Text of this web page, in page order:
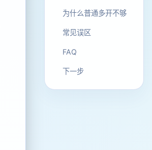
为什么普通多开不够
常见误区
FAQ
下一步